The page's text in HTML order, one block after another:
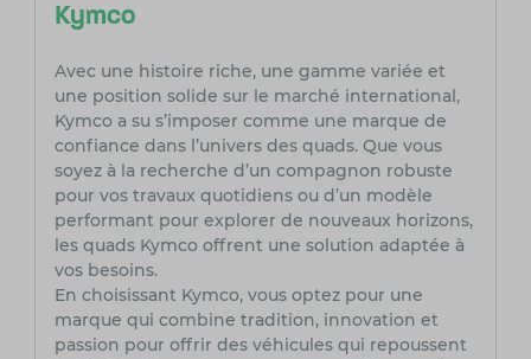
Kymco
Avec une histoire riche, une gamme variée et
une position solide sur le marché international,
Kymco a su s’imposer comme une marque de
confiance dans l’univers des quads. Que vous
soyez à la recherche d’un compagnon robuste
pour vos travaux quotidiens ou d’un modèle
performant pour explorer de nouveaux horizons,
les quads Kymco offrent une solution adaptée à
vos besoins.
En choisissant Kymco, vous optez pour une
marque qui combine tradition, innovation et
passion pour offrir des véhicules qui repoussent